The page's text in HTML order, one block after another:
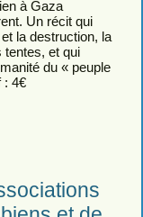
à Gaza
Un récit qui
la destruction, la
tentes, et qui
du « peuple
: 4€